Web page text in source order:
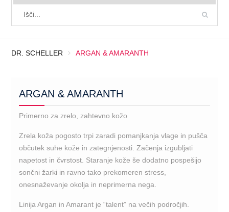
DR. SCHELLER ARGAN & AMARANTH
ARGAN & AMARANTH
Primerno za zrelo, zahtevno kožo
Zrela koža pogosto trpi zaradi pomanjkanja vlage in pušča
občutek suhe kože in zategnjenosti. Začenja izgubljati
napetost in čvrstost. Staranje kože še dodatno pospešijo
sončni žarki in ravno tako prekomeren stress,
onesnaževanje okolja in neprimerna nega.
Linija Argan in Amarant je “talent” na večih področjih.